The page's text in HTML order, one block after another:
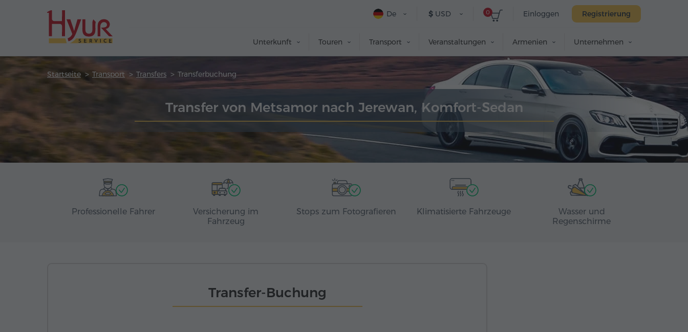
Einloggen Registrierung
0
$ USD
De
Unterkunft Touren Transport Veranstaltungen Armenien Unternehmen
Startseite Transport Transfers Transferbuchung
Transfer von Metsamor nach Jerewan, Komfort-Sedan
Professionelle Fahrer
Versicherung im
Fahrzeug
Stops zum Fotografieren Klimatisierte Fahrzeuge
Wasser und
Regenschirme
Transfer-Buchung